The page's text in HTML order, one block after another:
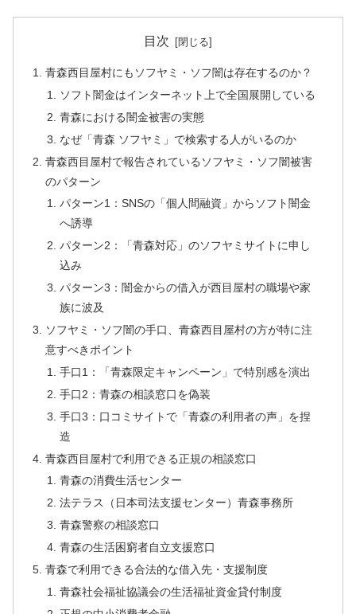
目次
青森西目屋村にもソフヤミ・ソフ闇は存在するのか？
ソフト闇金はインターネット上で全国展開している
青森における闇金被害の実態
なぜ「青森 ソフヤミ」で検索する人がいるのか
青森西目屋村で報告されているソフヤミ・ソフ闇被害
のパターン
パターン1：SNSの「個人間融資」からソフト闇金
へ誘導
パターン2：「青森対応」のソフヤミサイトに申し
込み
パターン3：闇金からの借入が西目屋村の職場や家
族に波及
ソフヤミ・ソフ闇の手口、青森西目屋村の方が特に注
意すべきポイント
手口1：「青森限定キャンペーン」で特別感を演出
手口2：青森の相談窓口を偽装
手口3：口コミサイトで「青森の利用者の声」を捏
造
青森西目屋村で利用できる正規の相談窓口
青森の消費生活センター
法テラス（日本司法支援センター）青森事務所
青森警察の相談窓口
青森の生活困窮者自立支援窓口
青森で利用できる合法的な借入先・支援制度
青森社会福祉協議会の生活福祉資金貸付制度